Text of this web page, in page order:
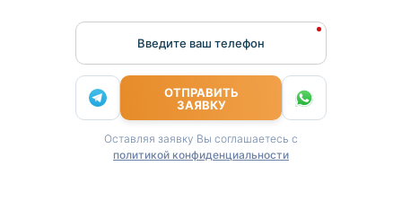
Введите ваш телефон
ОТПРАВИТЬ
ЗАЯВКУ
Оставляя заявку Вы соглашаетесь с
политикой конфиденциальности